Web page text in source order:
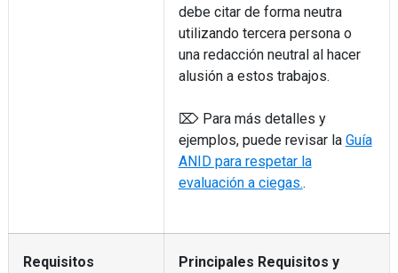
debe citar de forma neutra
utilizando tercera persona o
una redacción neutral al hacer
alusión a estos trabajos.
⌦ Para más detalles y
ejemplos, puede revisar la Guía
ANID para respetar la
evaluación a ciegas..
Requisitos
Principales Requisitos y